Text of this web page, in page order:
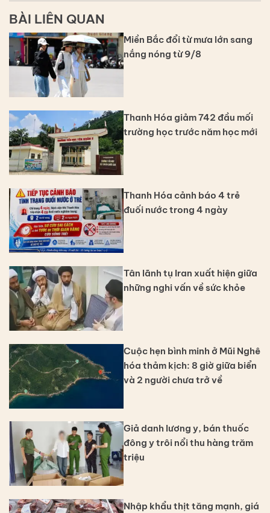
BÀI LIÊN QUAN
Miền Bắc đổi từ mưa lớn sang
nắng nóng từ 9/8
Thanh Hóa giảm 742 đầu mối
trường học trước năm học mới
Thanh Hóa cảnh báo 4 trẻ
đuối nước trong 4 ngày
Tân lãnh tụ Iran xuất hiện giữa
những nghi vấn về sức khỏe
Cuộc hẹn bình minh ở Mũi Nghê
hóa thảm kịch: 8 giờ giữa biển
và 2 người chưa trở về
Giả danh lương y, bán thuốc
đông y trôi nổi thu hàng trăm
triệu
Nhập khẩu thịt tăng mạnh, giá